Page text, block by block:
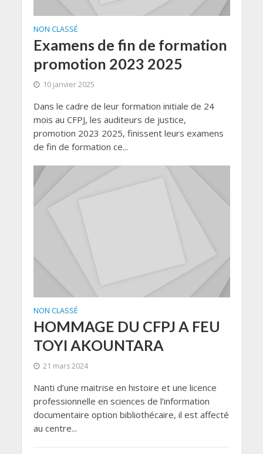
NON CLASSÉ
Examens de fin de formation
promotion 2023 2025
10 janvier 2025
Dans le cadre de leur formation initiale de 24
mois au CFPJ, les auditeurs de justice,
promotion 2023 2025, finissent leurs examens
de fin de formation ce...
NON CLASSÉ
HOMMAGE DU CFPJ A FEU
TOYI AKOUNTARA
21 mars 2024
Nanti d’une maitrise en histoire et une licence
professionnelle en sciences de l’information
documentaire option bibliothécaire, il est affecté
au centre...